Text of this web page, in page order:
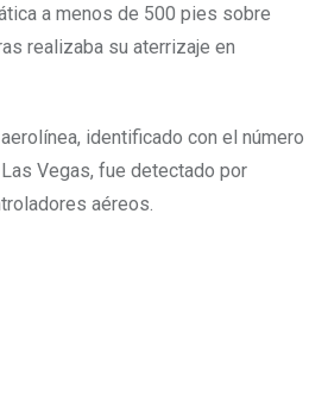
a menos de 500 pies sobre
realizaba su aterrizaje en
identificado con el número
Vegas, fue detectado por
aéreos.